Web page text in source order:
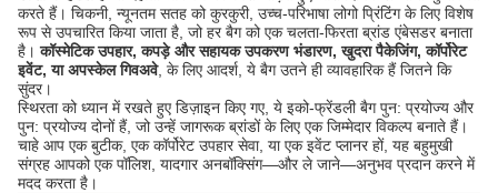
करते हैं। चिकनी, न्यूनतम सतह को कुरकुरी, उच्च-परिभाषा लोगो प्रिंटिंग के लिए विशेष
रूप से उपचारित किया जाता है, जो हर बैग को एक चलता-फिरता ब्रांड एंबेसडर बनाता
है।कॉस्मेटिक उपहार, कपड़े और सहायक उपकरण भंडारण, खुदरा पैकेजिंग, कॉर्पोरेट
इवेंट, या अपस्केल गिवअवे, के लिए आदर्श, ये बैग उतने ही व्यावहारिक हैं जितने कि
सुंदर।
स्थिरता को ध्यान में रखते हुए डिज़ाइन किए गए, ये इको-फ्रेंडली बैग पुन: प्रयोज्य और
पुन: प्रयोज्य दोनों हैं, जो उन्हें जागरूक ब्रांडों के लिए एक जिम्मेदार विकल्प बनाते हैं।
चाहे आप एक बुटीक, एक कॉर्पोरेट उपहार सेवा, या एक इवेंट प्लानर हों, यह बहुमुखी
संग्रह आपको एक पॉलिश, यादगार अनबॉक्सिंग—और ले जाने—अनुभव प्रदान करने में
मदद करता है।